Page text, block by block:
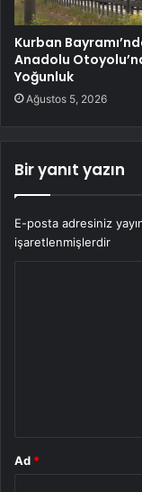
Kurban
Anadolu
Yoğunluk
Ağustos 5, 2026
Bir yanıt yazın
E-posta adresiniz
işaretlenmişlerdir
Ad *